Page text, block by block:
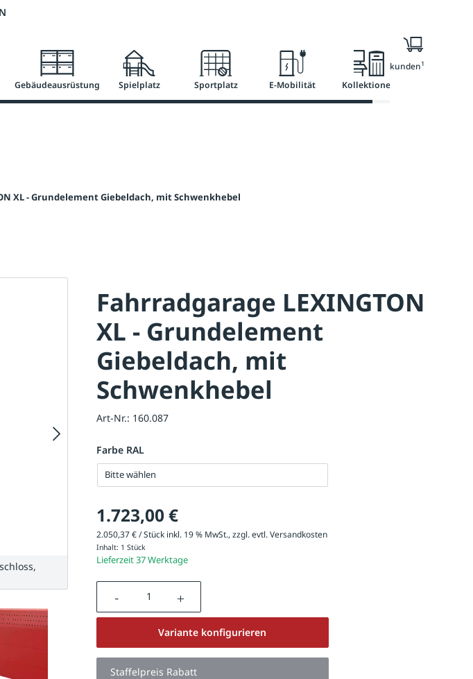
ab 50 €
Gebäudeausrüstung Spielplatz Sportplatz E-Mobilität Kollektionen
Nur für Geschäftskunden1
XL - Grundelement Giebeldach, mit Schwenkhebel
Fahrradgarage LEXINGTON
XL - Grundelement
Giebeldach, mit
Schwenkhebel
Art-Nr.: 160.087
Farbe RAL
Bitte wählen
1.723,00 €
2.050,37 € / Stück inkl. 19 % MwSt., zzgl. evtl.Versandkosten
Inhalt: 1 Stück
Lieferzeit 37 Werktage
Produkt Anzahl: Gib den gewünschten Wert ein oder
Variante konfigurieren
Staffelpreis Rabatt
Fahrradgarage LEXINGTON NEW, Grundeinheit mit Giebeldach, mit